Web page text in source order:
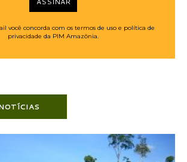
você concorda com os termos de uso e política de
privacidade da PIM Amazônia.